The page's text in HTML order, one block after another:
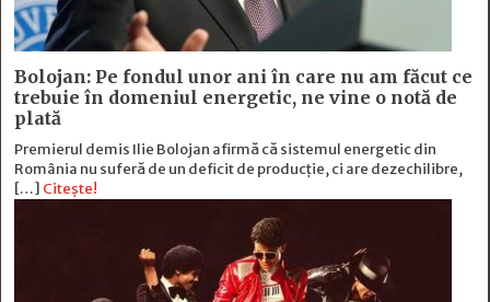
Bolojan: Pe fondul unor ani în care nu am făcut ce
trebuie în domeniul energetic, ne vine o notă de
plată
Premierul demis Ilie Bolojan afirmă că sistemul energetic din
România nu suferă de un deficit de producţie, ci are dezechilibre,
[…] Citește!